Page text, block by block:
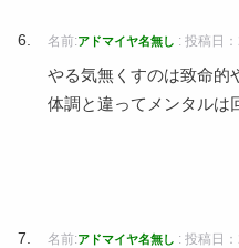
名前:アドマイヤ名無し : 投稿日
やる気無くすのは致命的
体調と違ってメンタルは
名前:アドマイヤ名無し : 投稿日